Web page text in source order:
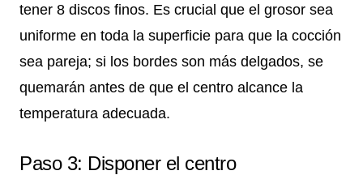
tener 8 discos finos. Es crucial que el grosor sea
uniforme en toda la superficie para que la cocción
sea pareja; si los bordes son más delgados, se
quemarán antes de que el centro alcance la
temperatura adecuada.
Paso 3: Disponer el centro